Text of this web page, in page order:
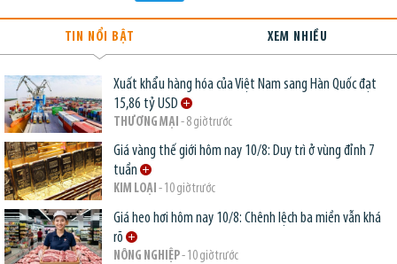
TIN NỔI BẬT XEM NHIỀU
Xuất khẩu hàng hóa của Việt Nam sang Hàn Quốc đạt
15,86 tỷ USD
THƯƠNG MẠI - 8 giờ trước
Giá vàng thế giới hôm nay 10/8: Duy trì ở vùng đỉnh 7
tuần
KIM LOẠI - 10 giờ trước
Giá heo hơi hôm nay 10/8: Chênh lệch ba miền vẫn khá
rõ
NÔNG NGHIỆP- 10 giờ trước